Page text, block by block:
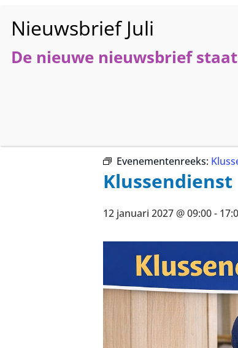
Evenementenreeks:
Klussendienst
12 januari 2027 @ 09:00-
De nieuwe nieuwsbrief